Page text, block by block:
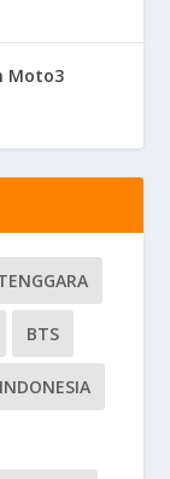
Moto3
BTS
INDONESIA